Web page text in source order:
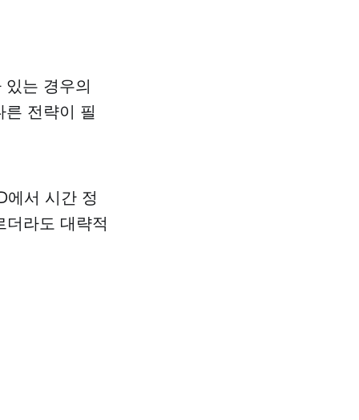
는 경우의
전략이 필
에서 시간 정
라도 대략적